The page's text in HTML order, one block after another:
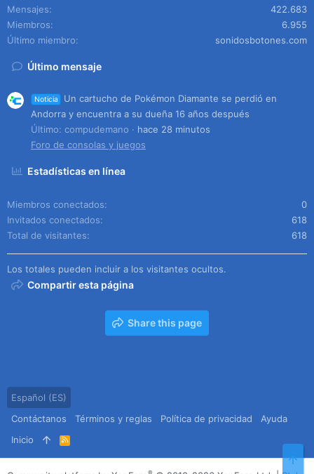
Mensajes
422.683
Miembros
6.955
Último miembro
sonidosbotones.com
Último mensaje
Noticia
Un cartucho de Pokémon Diamante se perdió en
Andorra y encuentra a su dueña 16 años después
Último: compudemano
hace 28 minutos
Foro de consolas y juegos
Estadísticas en línea
Miembros conectados
0
Invitados conectados
618
Total de visitantes
618
Los totales pueden incluir a los visitantes ocultos.
Compartir esta página
Share this page
Español (ES)
Contáctanos
Términos y reglas Política de privacidad
Ayuda
Inicio
R
S
S